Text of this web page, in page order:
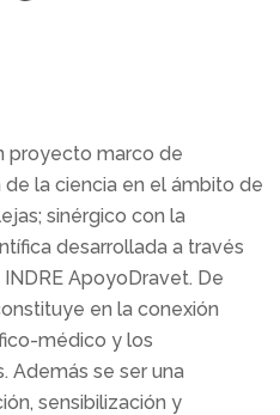
proyecto marco de
la ciencia en el ámbito de
sinérgico con la
desarrollada a través
ApoyoDravet. De
en la conexión
médico y los
Además se ser una
sensibilización y